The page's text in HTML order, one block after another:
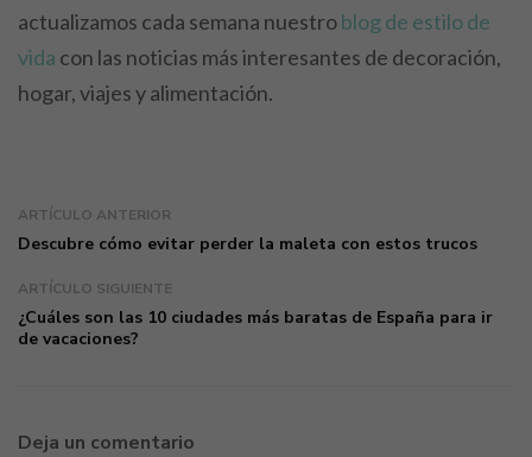
actualizamos cada semana nuestroblog de estilo de
vida con las noticias más interesantes de decoración,
hogar, viajes y alimentación.
ARTÍCULO ANTERIOR
Descubre cómo evitar perder la maleta con estos trucos
ARTÍCULO SIGUIENTE
¿Cuáles son las 10 ciudades más baratas de España para ir
de vacaciones?
Deja un comentario